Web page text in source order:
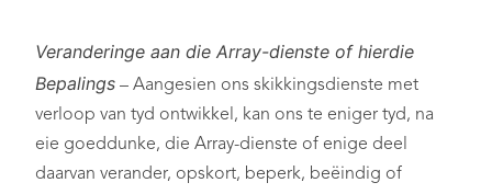
Veranderinge aan die Array-dienste of hierdie
Bepalings – Aangesien ons skikkingsdienste met
verloop van tyd ontwikkel, kan ons te eniger tyd, na
eie goeddunke, die Array-dienste of enige deel
daarvan verander, opskort, beperk, beëindig of